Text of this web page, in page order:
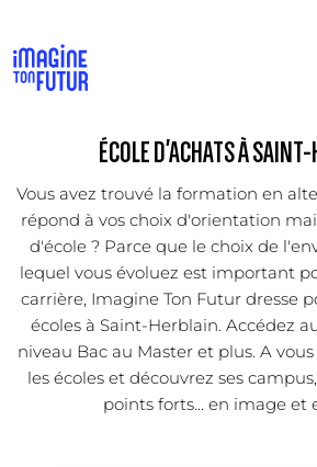
ÉCOLE D'ACHATS À
Vous avez trouvé la formation en
répond à vos choix d'orientation
d'école ? Parce que le choix de
lequel vous évoluez est important
carrière, Imagine Ton Futur dresse
écoles à Saint-Herblain. Accédez
niveau Bac au Master et plus. A
les écoles et découvrez ses
points forts... en image et